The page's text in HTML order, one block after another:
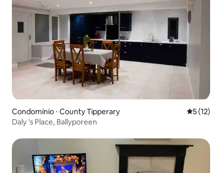
Condomínio ⋅ County Tipperary 5 de uma
5 (12)
Daly 's Place, Ballyporeen